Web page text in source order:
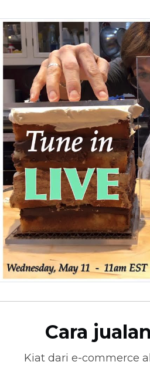
Cara
Kiat dari e-commerce